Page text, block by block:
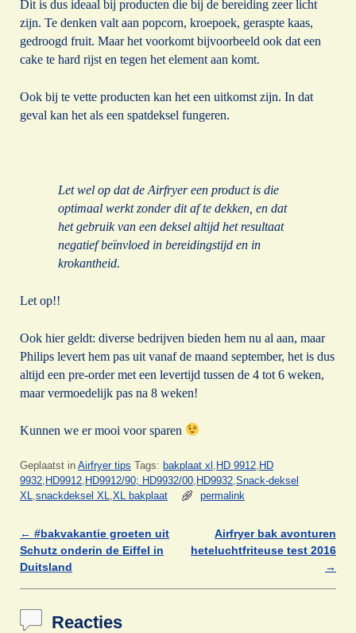
Dit is dus ideaal bij producten die bij de bereiding zeer licht
zijn. Te denken valt aan popcorn, kroepoek, geraspte kaas,
gedroogd fruit. Maar het voorkomt bijvoorbeeld ook dat een
cake te hard rijst en tegen het element aan komt.
Ook bij te vette producten kan het een uitkomst zijn. In dat
geval kan het als een spatdeksel fungeren.
Let wel op dat de Airfryer een product is die
optimaal werkt zonder dit af te dekken, en dat
het gebruik van een deksel altijd het resultaat
negatief beïnvloed in bereidingstijd en in
krokantheid.
Let op!!
Ook hier geldt: diverse bedrijven bieden hem nu al aan, maar
Philips levert hem pas uit vanaf de maand september, het is dus
altijd een pre-order met een levertijd tussen de 4 tot 6 weken,
maar vermoedelijk pas na 8 weken!
Kunnen we er mooi voor sparen
Geplaatst in Airfryer tips Tags: bakplaat xl , HD 9912, HD
9932, HD9912, HD9912/90; HD9932/00, HD9932,Snack-deksel
XL,snackdeksel XL,XL bakplaat permalink
Berichtnavigatie
← #bakvakantie groeten uit
Schutz onderin de Eiffel in
Duitsland
Airfryer bak avonturen
heteluchtfriteuse test 2016
→
Reacties